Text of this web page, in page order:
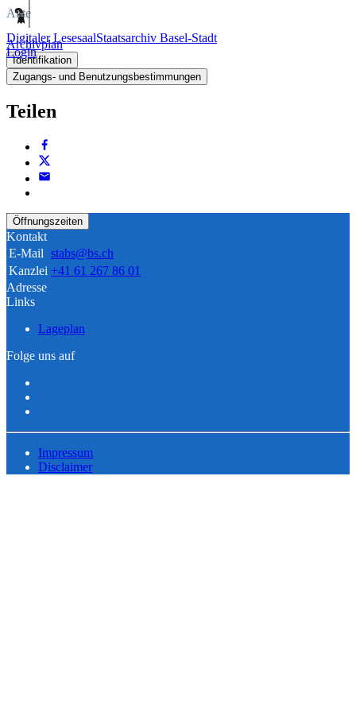
Digitaler LesesaalStaatsarchiv Basel-Stadt
Login
Akte
Archivplan
Identifikation
Zugangs- und Benutzungsbestimmungen
Teilen
Öffnungszeiten
Kontakt
E-Mail stabs@bs.ch
Kanzlei +41 61 267 86 01
Adresse
Links
Lageplan
Folge uns auf
Impressum
Disclaimer